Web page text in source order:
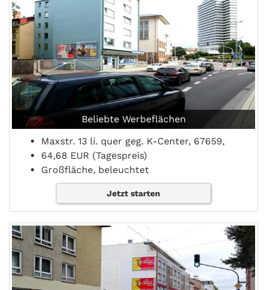
Beliebte Werbeflächen
Maxstr. 13 li. quer geg. K-Center, 67659,
64,68 EUR (Tagespreis)
Großfläche, beleuchtet
Jetzt starten